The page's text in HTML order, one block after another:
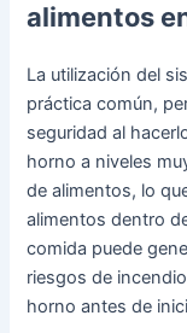
alimentos
La utilización del
práctica común,
seguridad al
horno a niveles
de alimentos, lo
alimentos dentro
comida puede
riesgos de
horno antes de